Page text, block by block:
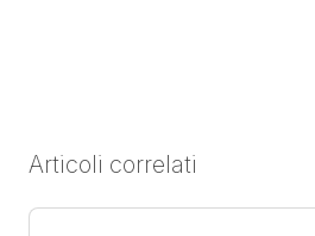
Articoli correlati